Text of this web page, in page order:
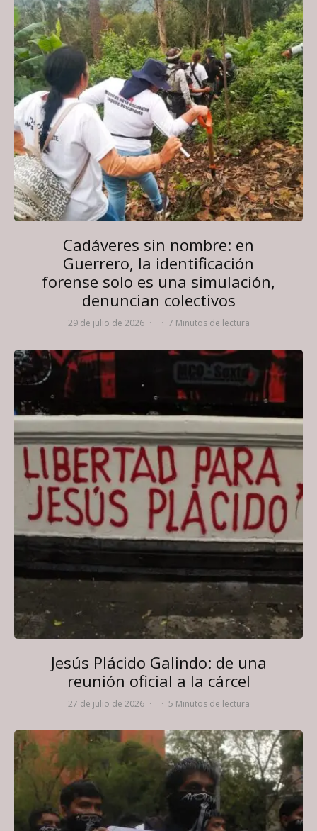
Cadáveres sin nombre: en
Guerrero, la identificación
forense solo es una simulación,
denuncian colectivos
29 de julio de 2026 · · 7 Minutos de lectura
Jesús Plácido Galindo: de una
reunión oficial a la cárcel
27 de julio de 2026 · · 5 Minutos de lectura